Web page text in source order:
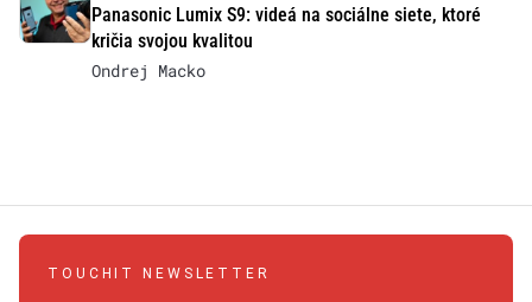
Panasonic Lumix S9: videá na sociálne siete, ktoré
kričia svojou kvalitou
Ondrej Macko
TOUCHIT NEWSLETTER